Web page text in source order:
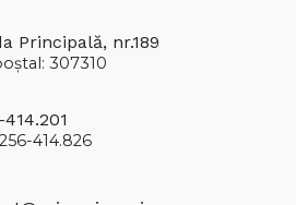
Principală, nr.189
307310
414.826